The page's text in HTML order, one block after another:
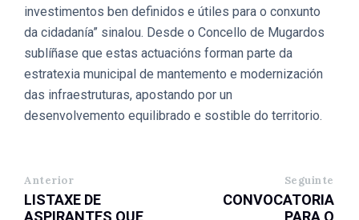
investimentos ben definidos e útiles para o conxunto
da cidadanía” sinalou. Desde o Concello de Mugardos
sublíñase que estas actuacións forman parte da
estratexia municipal de mantemento e modernización
das infraestruturas, apostando por un
desenvolvemento equilibrado e sostible do territorio.
Anterior
LISTAXE DE
Seguinte
CONVOCATORIA